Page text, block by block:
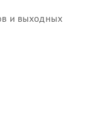
и выходных